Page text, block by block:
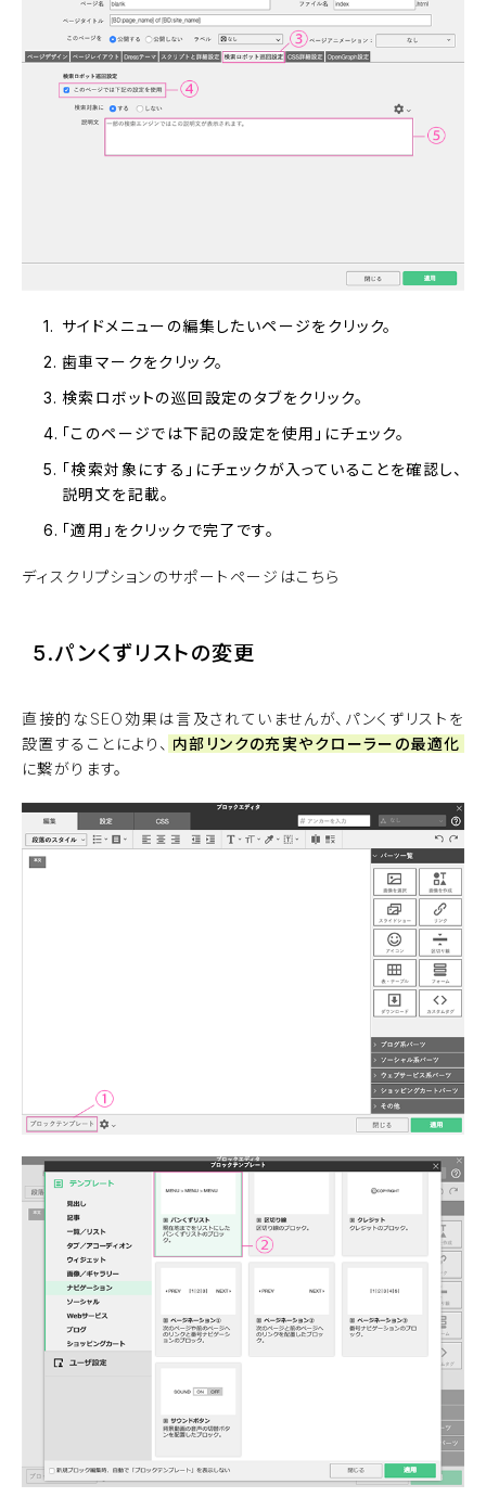
サイドメニューの編集したいページをクリック。
歯車マークをクリック。
検索ロボットの巡回設定のタブをクリック。
「このページでは下記の設定を使用」にチェック。
「検索対象にする」にチェックが入っていることを確認し、
説明文を記載。
「適用」をクリックで完了です。
ディスクリプションのサポートページはこちら
5.パンくずリストの変更
直接的なSEO効果は言及されていませんが、パンくずリストを
設置することにより、 内部リンクの充実やクローラーの最適化
に繋がります。